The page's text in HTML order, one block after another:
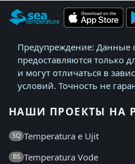
Предупреждение: Данные
предоставляются только
и могут отличаться в
условий. Точность не
НАШИ ПРОЕКТЫ НА
SQ Temperatura e Ujit
BS Temperatura Vode